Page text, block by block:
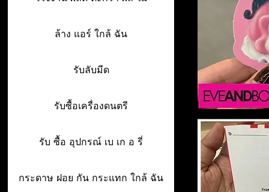
ล้าง แอร์ ใกล้ ฉัน
รับลับมีด
รับซื้อเครื่องดนตรี
รับ ซื้อ อุปกรณ์ เบ เก อ รี่
กระดาษ ฝอย กัน กระแทก ใกล้ ฉัน